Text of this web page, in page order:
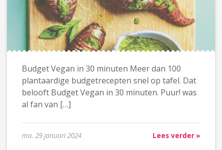
Budget Vegan in 30 minuten Meer dan 100
plantaardige budgetrecepten snel op tafel. Dat
belooft Budget Vegan in 30 minuten. Puur! was
al fan van […]
ma. 29 januari 2024 Lees verder »